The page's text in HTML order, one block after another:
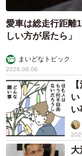
愛車は総走行距離
しい方が居たら
まいどなトピック
2026.08.06
い